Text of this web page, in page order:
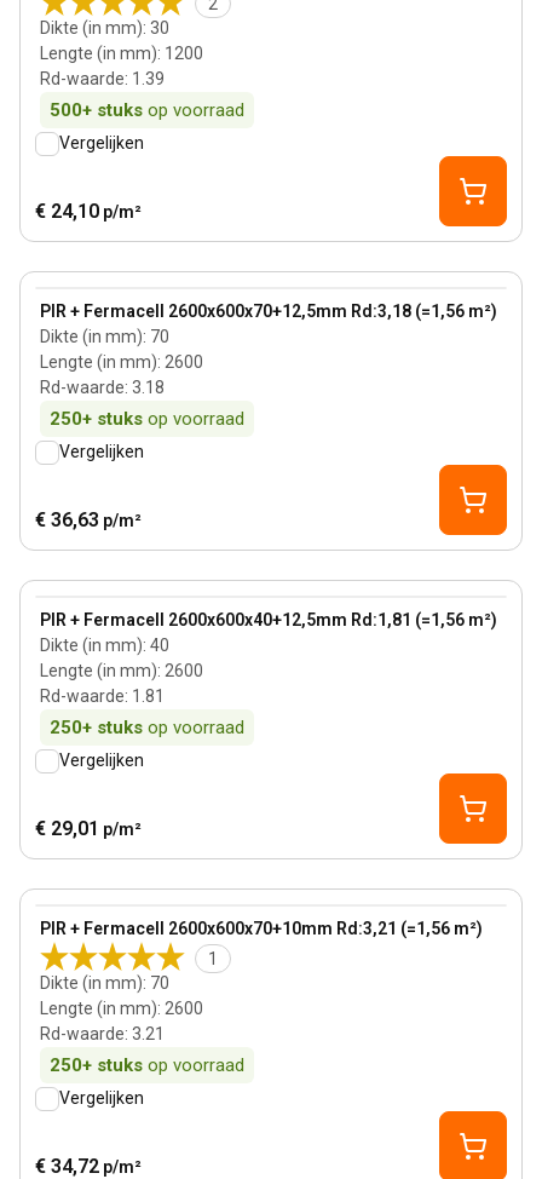
Dikte (in mm): 30
Lengte (in mm): 1200
Rd-waarde: 1.39
500+ stuks op voorraad
Vergelijken
€ 24,10 p/m²
PIR + Fermacell 2600x600x70+12,5mm Rd:3,18 (=1,56 m²)
Dikte (in mm): 70
Lengte (in mm): 2600
Rd-waarde: 3.18
250+ stuks op voorraad
View product
Vergelijken
€ 36,63 p/m²
PIR + Fermacell 2600x600x40+12,5mm Rd:1,81 (=1,56 m²)
Dikte (in mm): 40
Lengte (in mm): 2600
Rd-waarde: 1.81
250+ stuks op voorraad
View product
Vergelijken
€ 29,01 p/m²
PIR + Fermacell 2600x600x70+10mm Rd:3,21 (=1,56 m²)
1
Dikte (in mm): 70
Lengte (in mm): 2600
Rd-waarde: 3.21
250+ stuks op voorraad
View product
Vergelijken
€ 34,72 p/m²